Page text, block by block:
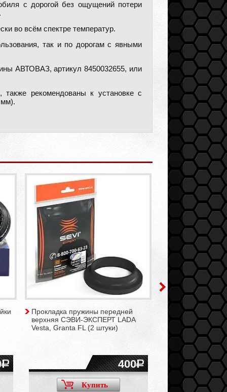
с дорогой без ощущений потери
во всём спектре температур.
так и по дорогам с явными
АВТОВАЗ, артикул 8450032655, или
рекомендованы к установке с
мм).
Прокладка пружины передней
верхняя СЭВИ-ЭКСПЕРТ LADA
Vesta, Granta FL (2 штуки)
400
Купить
Подшипник
СЭВИ-ЭКСПЕРТ
штука)
1350